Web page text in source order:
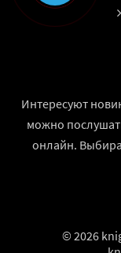
Интересуют
можно
онлайн.
© 2026